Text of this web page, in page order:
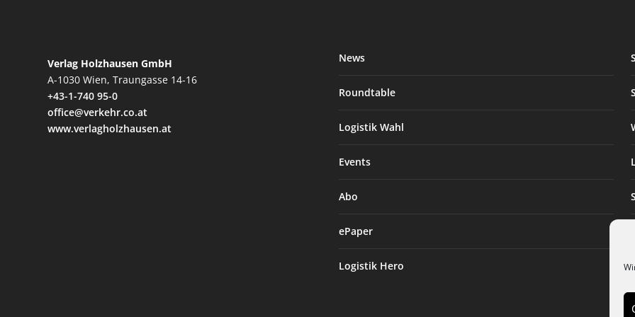
Verlag Holzhausen GmbH
A-1030 Wien, Traungasse 14-16
+43-1-740 95-0
office@verkehr.co.at
www.verlagholzhausen.at
News
Roundtable
Logistik Wahl
Events
Abo
ePaper
Logistik Hero